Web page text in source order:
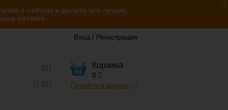
с сайтом и делать его лучше.
cookies.
Вход / Регистрация
(0)
(0)
Корзина
0
Перейти в корзину